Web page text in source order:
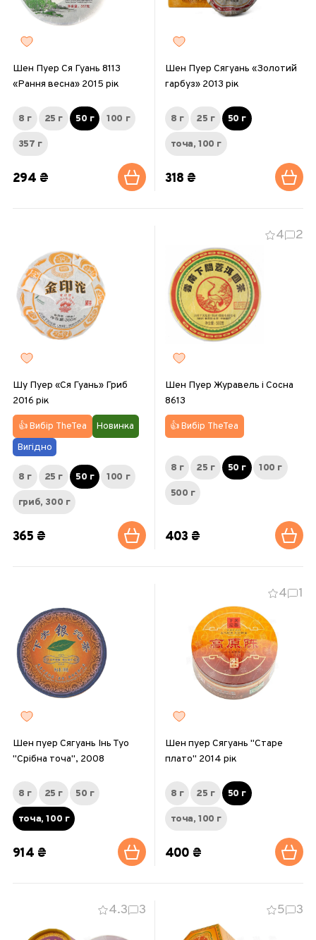
Шен Пуер Ся Гуань 8113
«Рання весна» 2015 рік
8 г 25 г 50 г 100 г
357 г
294 ₴
Шен Пуер Сягуань «Золотий
гарбуз» 2013 рік
8 г 25 г 50 г
точа, 100 г
318 ₴
Шу Пуер «Ся Гуань» Гриб
2016 рік
👍 Вибір TheTea
Новинка
Вигідно
8 г 25 г 50 г 100 г
гриб, 300 г
365 ₴
4 2
Шен Пуер Журавель і Сосна
8613
👍 Вибір TheTea
8 г 25 г 50 г 100 г
500 г
403 ₴
Шен пуер Сягуань Інь Туо
"Срібна точа", 2008
8 г 25 г 50 г
точа, 100 г
914 ₴
4 1
Шен пуер Сягуань "Старе
плато" 2014 рік
8 г 25 г 50 г
точа, 100 г
400 ₴
4.3 3 5 3